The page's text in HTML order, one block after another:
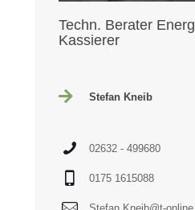
Techn. Berater
Kassierer
Stefan Kneib
02632 - 499680
0175 1615088
Stefan.Kneib@t-